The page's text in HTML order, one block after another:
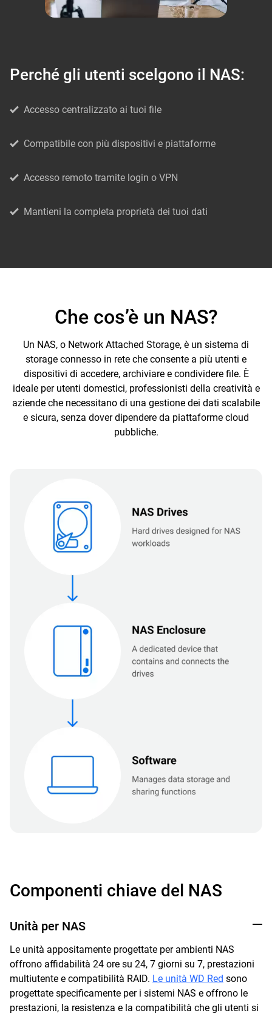
Perché gli utenti scelgono il NAS:
Accesso centralizzato ai tuoi file
Compatibile con più dispositivi e piattaforme
Accesso remoto tramite login o VPN
Mantieni la completa proprietà dei tuoi dati
Che cos’è un NAS?
Un NAS, o Network Attached Storage, è un sistema di
storage connesso in rete che consente a più utenti e
dispositivi di accedere, archiviare e condividere file. È
ideale per utenti domestici, professionisti della creatività e
aziende che necessitano di una gestione dei dati scalabile
e sicura, senza dover dipendere da piattaforme cloud
pubbliche.
Componenti chiave del NAS
Unità per NAS
Le unità appositamente progettate per ambienti NAS
offrono affidabilità 24 ore su 24, 7 giorni su 7, prestazioni
multiutente e compatibilità RAID. Le unità WD Red sono
progettate specificamente per i sistemi NAS e offrono le
prestazioni, la resistenza e la compatibilità che gli utenti si